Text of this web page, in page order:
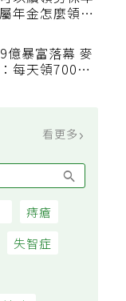
以續領勞保年
格
億暴富落幕 麥